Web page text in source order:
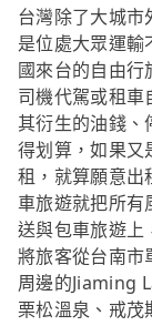
台灣除了大城
是位處大眾運輸
國來台的自由
司機代駕或租
其衍生的油錢、
得划算，如果又
租，就算願意出
車旅遊就把所
送與包車旅遊上
將旅客從台南市
周邊的Jiaming
栗松溫泉、戒茂